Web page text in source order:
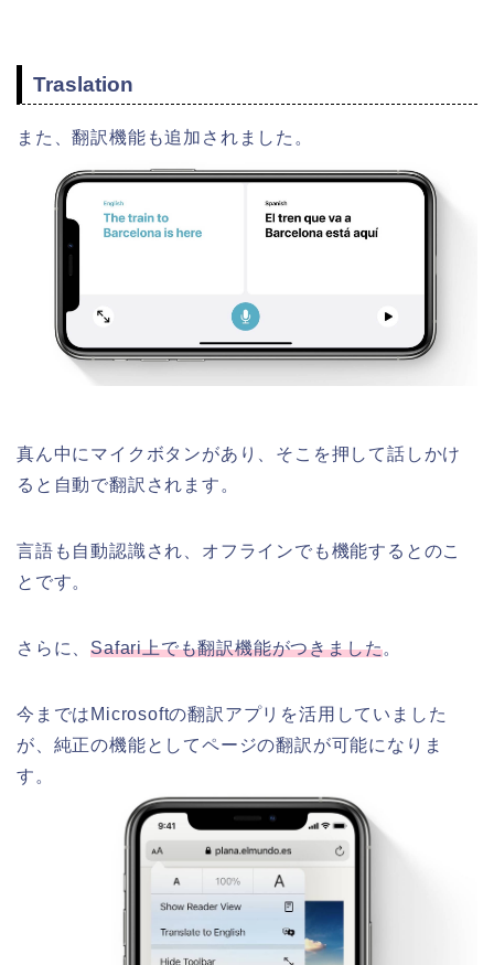
Traslation
また、翻訳機能も追加されました。
真ん中にマイクボタンがあり、そこを押して話しかけ
ると自動で翻訳されます。
言語も自動認識され、オフラインでも機能するとのこ
とです。
さらに、Safari上でも翻訳機能がつきました。
今まではMicrosoftの翻訳アプリを活用していました
が、純正の機能としてページの翻訳が可能になりま
す。